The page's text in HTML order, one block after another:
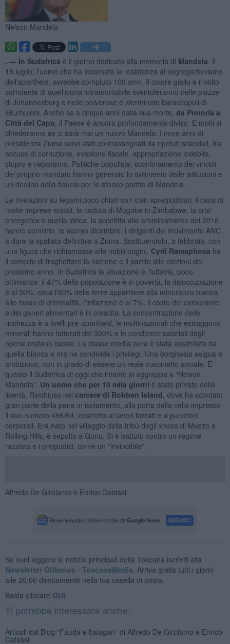
Nelson Mandela
. — In Sudafrica è il giorno dedicato alla memoria di Mandela . Il
18 luglio, l'uomo che ha incarnato la resistenza al segregazionismo
dell'apartheid, avrebbe compiuto 100 anni. Il colore giallo e il volto
sorridente di quell'icona intramontabile sventoleranno nelle piazze
di Johannesburg e nelle polverose e sterminate baraccopoli di
Ekurhuleni. Anche se a cinque anni dalla sua morte, da Pretoria a
Città del Capo , il Paese è ancora profondamente diviso. E molti si
chiederanno se ci sarà mai un nuovo Mandela. I nove anni di
presidenza Zuma sono stati contrassegnati da ripetuti scandali, tra
accuse di corruzione, evasione fiscale, appropriazione indebita,
stupro e nepotismo. Politiche populiste, sconfinamento dei vincoli
del proprio mandato hanno generato lo svilimento delle istituzioni e
un declino della fiducia per lo storico partito di Mandela.
Le rivelazioni su legami poco chiari con clan spregiudicati, il caos di
molte imprese statali, la caduta di Mugabe in Zimbabwe, la crisi
energetica e quella idrica, la sconfitta alle amministrative del 2016,
hanno convinto, lo scorso dicembre, i dirigenti del movimento ANC
a dare la spallata definitiva a Zuma. Sostituendolo, a febbraio, con
una figura che richiamasse alle nobili origini. Cyril Ramaphosa ha
il compito di traghettare la nazione e il partito alle elezioni del
prossimo anno. In Sudafrica la situazione è, tuttavia, poco
ottimistica: il 47% della popolazione è in povertà, la disoccupazione
è al 30%, circa l'80% delle terre appartiene alla minoranza bianca,
alto tasso di criminalità, l'inflazione è al 7%, il costo del carburante
e dei generi alimentari è in crescita. La concentrazione delle
ricchezza è a livelli pre-apartheid, le multinazionali che estraggono
minerali hanno fatturati del 300% e le condizioni salariali degli
operai restano basse. La classe media nera è stata assimilata da
quella bianca e ora ne condivide i privilegi. Una borghesia esigua e
ambiziosa, non in grado di essere un reale cuscinetto sociale. E’
questo il Sudafrica di oggi che intanto si aggrappa a “Nelson
Mandela”. Un uomo che per 10 mila giorni è stato privato della
libertà. Rinchiuso nel carcere di Robben Island , dove ha scontato
gran parte della pena in isolamento, alla porta della cella impresso
il suo numero 466/64, costretto ai lavori forzati e a punizioni
corporali. Era nato nel villaggio della tribù degli xhosa di Mvezo a
Rolling Hills, è sepolto a Qunu. Si è battuto contro un regime
razzista e i pregiudizi, come un “invincibile”.
Alfredo De Girolamo e Enrico Catassi
Se vuoi leggere le notizie principali della Toscana iscriviti alla
Newsletter QUInews - ToscanaMedia. Arriva gratis tutti i giorni
alle 20:00 direttamente nella tua casella di posta.
Basta cliccare QUI
Ti potrebbe interessare anche:
Articoli dal Blog “Fauda e balagan” di Alfredo De Girolamo e Enrico
Catassi